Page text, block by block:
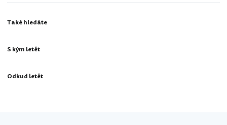
Také hledáte
S kým letět
Odkud letět